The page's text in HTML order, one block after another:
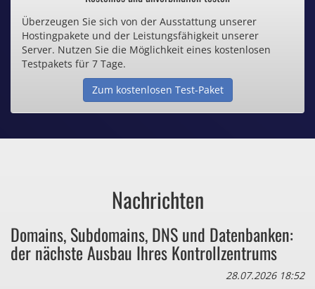
Inklusive .de Domain
Webspace ab 1,25€ / Monat
Günstige SSL-Zertifikate
Bezahlen Sie auch zu viel
für Dinge, die sie gar nicht brauchen?
Überzeugen Sie sich von der Ausstattung unserer
Hostingpakete und der Leistungsfähigkeit unserer
Server. Nutzen Sie die Möglichkeit eines kostenlosen
Testpakets für 7 Tage.
Zum kostenlosen Test-Paket
Nachrichten
Domains, Subdomains, DNS und Datenbanken:
der nächste Ausbau Ihres Kontrollzentrums
28.07.2026 18:52